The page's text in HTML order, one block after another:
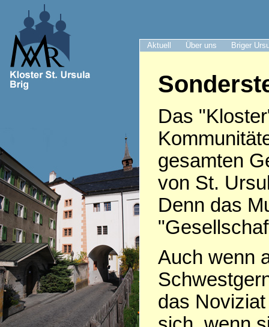
Aktuell Über uns Briger
Das
gesamten
von St.
Denn das
Auch wenn
das